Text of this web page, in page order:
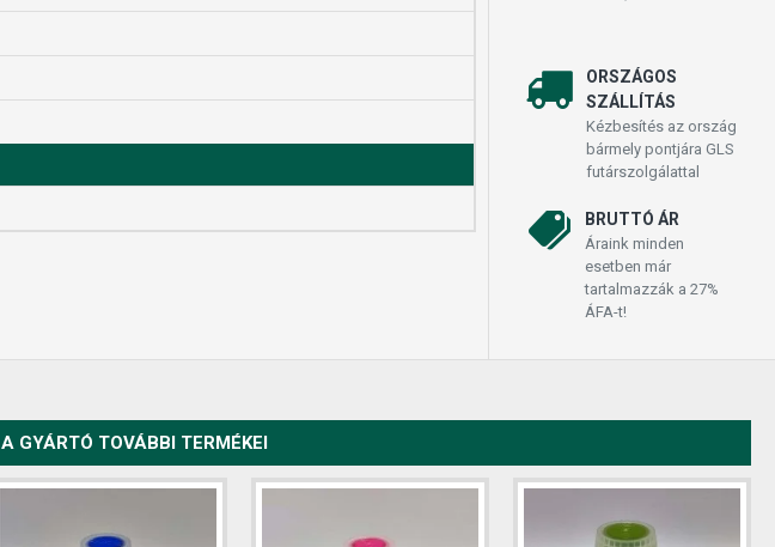
ORSZÁGOS
SZÁLLÍTÁS
Kézbesítés az ország
bármely pontjára GLS
futárszolgálattal
BRUTTÓ ÁR
Áraink minden
esetben már
tartalmazzák a 27%
ÁFA-t!
A GYÁRTÓ TOVÁBBI TERMÉKEI